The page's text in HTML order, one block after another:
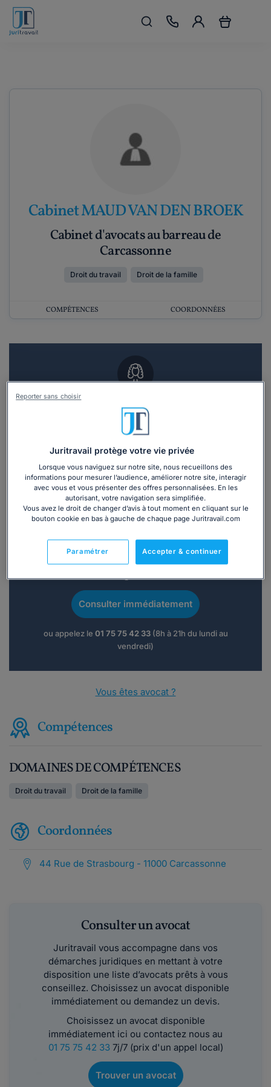
Cabinet MAUD VAN DEN BROEK
Cabinet d'avocats au barreau de
Carcassonne
Droit du travail Droit de la famille
COMPÉTENCES COORDONNÉES
Vous souhaitez un RDV en cabinet avec un
avocat ?
Recevoir des devis d'avocats
3 devis en 48h
Vous souhaitez une consultation par
téléphone ?
Consulter immédiatement
ou appelez le 01 75 75 42 33(8h à 21h du lundi au
vendredi)
Vous êtes avocat ?
Compétences
DOMAINES DE COMPÉTENCES
Droit du travail Droit de la famille
Coordonnées
44 Rue de Strasbourg - 11000 Carcassonne
Consulter un avocat
Juritravail vous accompagne dans vos
démarches juridiques en mettant à votre
disposition une liste d’avocats prêts à vous
conseillez. Choisissez un avocat disponible
immédiatement ou demandez un devis.
Choisissez un avocat disponible
immédiatement ici ou contactez nous au
01 75 75 42 337j/7 (prix d'un appel local)
Trouver un avocat
Juritravail protège votre vie privée
Lorsque vous naviguez sur notre site, nous recueillons des
informations pour mesurer l’audience, améliorer notre site, interagir
avec vous et vous présenter des offres personnalisées. En les
autorisant, votre navigation sera simplifiée.
Vous avez le droit de changer d’avis à tout moment en cliquant sur le
bouton cookie en bas à gauche de chaque page Juritravail.com
Accepter & continuer
Paramétrer
Reporter sans choisir